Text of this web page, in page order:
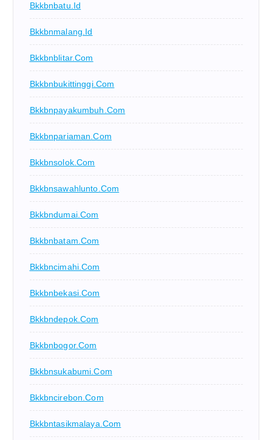
Bkkbnbatu.id
Bkkbnmalang.id
Bkkbnblitar.com
Bkkbnbukittinggi.com
Bkkbnpayakumbuh.com
Bkkbnpariaman.com
Bkkbnsolok.com
Bkkbnsawahlunto.com
Bkkbndumai.com
Bkkbnbatam.com
Bkkbncimahi.com
Bkkbnbekasi.com
Bkkbndepok.com
Bkkbnbogor.com
Bkkbnsukabumi.com
Bkkbncirebon.com
Bkkbntasikmalaya.com